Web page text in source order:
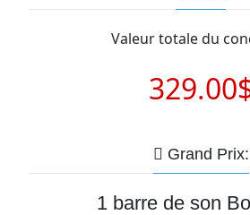
Valeur totale du
Grand Prix:
1 barre de son